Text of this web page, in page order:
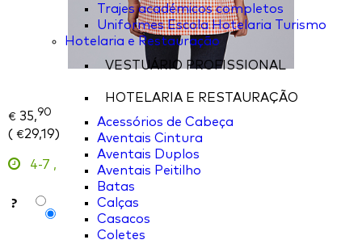
Trajes académicos completos
Uniformes Escola Hotelaria Turismo
Hotelaria e Restauração
VESTUÁRIO PROFISSIONAL
HOTELARIA E RESTAURAÇÃO
Acessórios de Cabeça
Aventais Cintura
Aventais Duplos
Aventais Peitilho
Batas
Calças
Casacos
Coletes
€ 35,90
( €29,19)
4-7 ,
?